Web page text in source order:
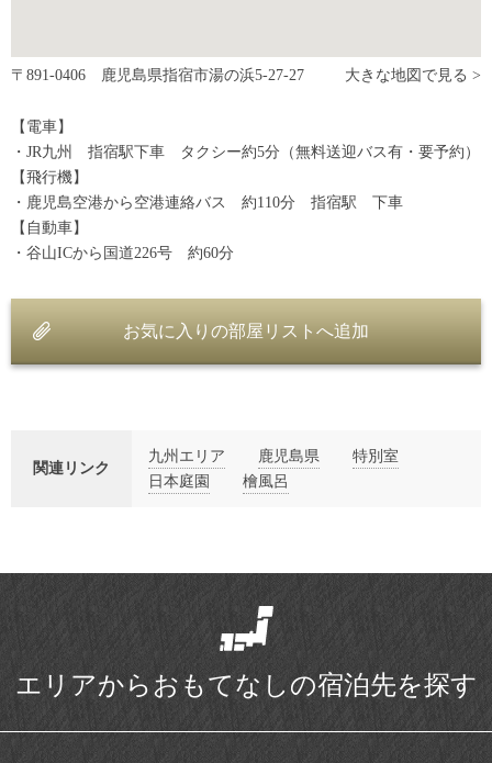
大きな地図で見る >
〒891-0406 鹿児島県指宿市湯の浜5-27-27
【電車】
・JR九州 指宿駅下車 タクシー約5分（無料送迎バス有・要予約）
【飛行機】
・鹿児島空港から空港連絡バス 約110分 指宿駅 下車
【自動車】
・谷山ICから国道226号 約60分
お気に入りの部屋リストへ追加
関連リンク
九州エリア 鹿児島県
特別室
日本庭園
檜風呂
エリアからおもてなしの宿泊先を探す